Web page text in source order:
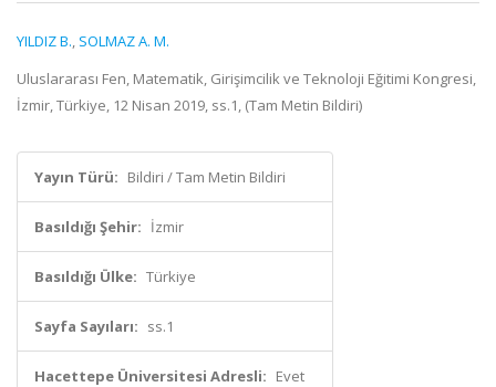
YILDIZ B., SOLMAZ A. M.
Uluslararası Fen, Matematik, Girişimcilik ve Teknoloji Eğitimi Kongresi,
İzmir, Türkiye, 12 Nisan 2019, ss.1, (Tam Metin Bildiri)
Yayın Türü: Bildiri / Tam Metin Bildiri
Basıldığı Şehir: İzmir
Basıldığı Ülke: Türkiye
Sayfa Sayıları: ss.1
Hacettepe Üniversitesi Adresli: Evet